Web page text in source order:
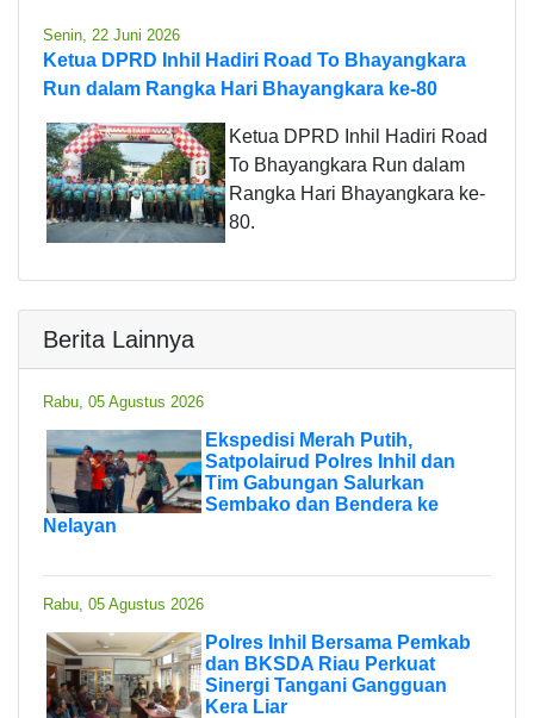
Senin, 22 Juni 2026
Ketua DPRD Inhil Hadiri Road To Bhayangkara
Run dalam Rangka Hari Bhayangkara ke-80
Ketua DPRD Inhil Hadiri Road
To Bhayangkara Run dalam
Rangka Hari Bhayangkara ke-
80.
Berita Lainnya
Rabu, 05 Agustus 2026
Ekspedisi Merah Putih,
Satpolairud Polres Inhil dan
Tim Gabungan Salurkan
Sembako dan Bendera ke
Nelayan
Rabu, 05 Agustus 2026
Polres Inhil Bersama Pemkab
dan BKSDA Riau Perkuat
Sinergi Tangani Gangguan
Kera Liar